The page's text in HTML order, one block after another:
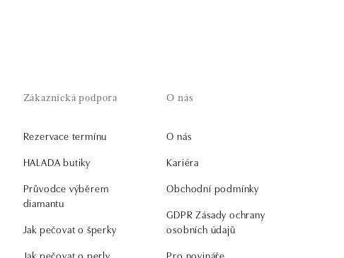
Zákaznická podpora
Rezervace termínu
HALADA butiky
Průvodce výběrem
diamantu
Jak pečovat o šperky
Jak pečovat o perly
O nás
O nás
Kariéra
Obchodní podmínky
GDPR Zásady ochrany
osobních údajů
Pro novináře